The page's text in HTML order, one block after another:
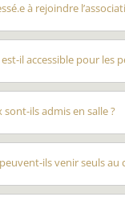
à rejoindre
est-il accessible pour
sont-ils admis en salle ?
ils venir seuls au